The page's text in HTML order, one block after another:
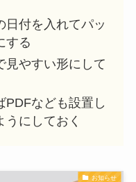
日付を入れてパッ
する
見やすい形にして
PDFなども設置し
にしておく
お知らせ